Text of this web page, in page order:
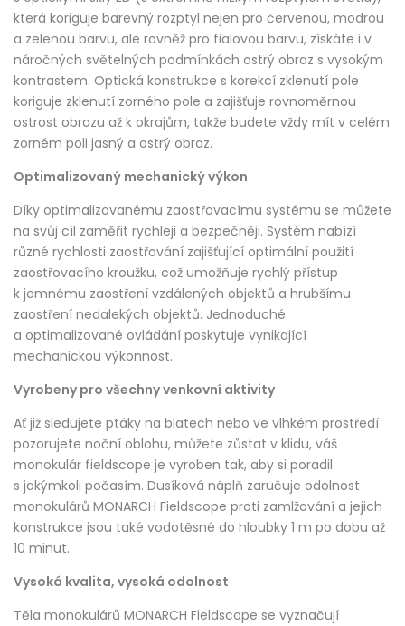
která koriguje barevný rozptyl nejen pro červenou, modrou
a zelenou barvu, ale rovněž pro fialovou barvu, získáte i v
náročných světelných podmínkách ostrý obraz s vysokým
kontrastem. Optická konstrukce s korekcí zklenutí pole
koriguje zklenutí zorného pole a zajišťuje rovnoměrnou
ostrost obrazu až k okrajům, takže budete vždy mít v celém
zorném poli jasný a ostrý obraz.
Optimalizovaný mechanický výkon
Díky optimalizovanému zaostřovacímu systému se můžete
na svůj cíl zaměřit rychleji a bezpečněji. Systém nabízí
různé rychlosti zaostřování zajišťující optimální použití
zaostřovacího kroužku, což umožňuje rychlý přístup
k jemnému zaostření vzdálených objektů a hrubšímu
zaostření nedalekých objektů. Jednoduché
a optimalizované ovládání poskytuje vynikající
mechanickou výkonnost.
Vyrobeny pro všechny venkovní aktivity
Ať již sledujete ptáky na blatech nebo ve vlhkém prostředí
pozorujete noční oblohu, můžete zůstat v klidu, váš
monokulár fieldscope je vyroben tak, aby si poradil
s jakýmkoli počasím. Dusíková náplň zaručuje odolnost
monokulárů MONARCH Fieldscope proti zamlžování a jejich
konstrukce jsou také vodotěsné do hloubky 1 m po dobu až
10 minut.
Vysoká kvalita, vysoká odolnost
Těla monokulárů MONARCH Fieldscope se vyznačují